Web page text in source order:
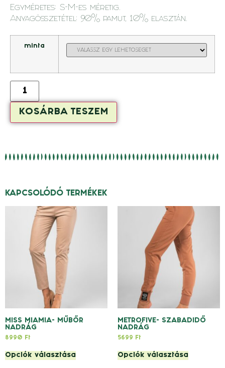
Egyméretes: S-M-es méretig.
Anyagösszetétel: 90% pamut, 10% elasztán.
minta
KOSÁRBA TESZEM
KAPCSOLÓDÓ TERMÉKEK
MISS MIAMIA- MŰBŐR
NADRÁG
8990 Ft
Opciók választása
METROFIVE- SZABADIDŐ
NADRÁG
5699 Ft
Opciók választása